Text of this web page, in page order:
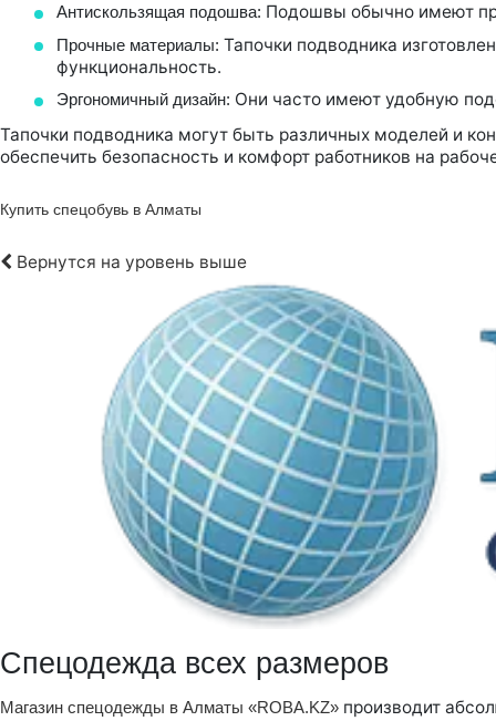
Антискользящая подошва: Подошвы обычно имеют
Прочные материалы: Тапочки подводника
функциональность.
Эргономичный дизайн: Они часто имеют удобную
Тапочки подводника могут быть различных моделей и
обеспечить безопасность и комфорт работников на
Купить спецобувь в Алматы
Вернутся на уровень выше
Спецодежда всех размеров
Магазин спецодежды в Алматы «ROBA.KZ» производит